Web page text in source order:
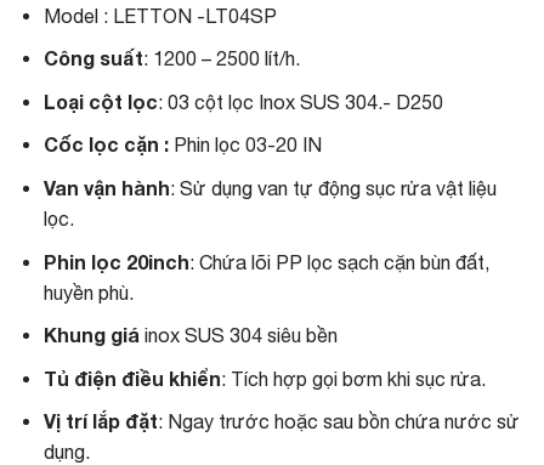
Model : LETTON -LT04SP
Công suất: 1200 – 2500 lít/h.
Loại cột lọc: 03 cột lọc Inox SUS 304.- D250
Cốc lọc cặn :Phin lọc 03-20 IN
Van vận hành: Sử dụng van tự động sục rửa vật liệu
lọc.
Phin lọc 20inch: Chứa lõi PP lọc sạch cặn bùn đất,
huyền phù.
Khung giá inox SUS 304 siêu bền
Tủ điện điều khiển: Tích hợp gọi bơm khi sục rửa.
Vị trí lắp đặt: Ngay trước hoặc sau bồn chứa nước sử
dụng.